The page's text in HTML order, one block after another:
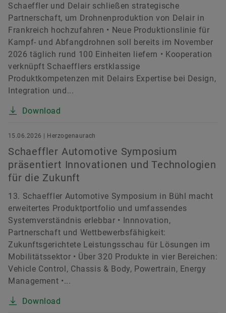
Schaeffler und Delair schließen strategische
Partnerschaft, um Drohnenproduktion von Delair in
Frankreich hochzufahren • Neue Produktionslinie für
Kampf- und Abfangdrohnen soll bereits im November
2026 täglich rund 100 Einheiten liefern • Kooperation
verknüpft Schaefflers erstklassige
Produktkompetenzen mit Delairs Expertise bei Design,
Integration und...
Download
15.06.2026 | Herzogenaurach
Schaeffler Automotive Symposium
präsentiert Innovationen und Technologien
für die Zukunft
13. Schaeffler Automotive Symposium in Bühl macht
erweitertes Produktportfolio und umfassendes
Systemverständnis erlebbar • Innnovation,
Partnerschaft und Wettbewerbsfähigkeit:
Zukunftsgerichtete Leistungsschau für Lösungen im
Mobilitätssektor • Über 320 Produkte in vier Bereichen:
Vehicle Control, Chassis & Body, Powertrain, Energy
Management •...
Download